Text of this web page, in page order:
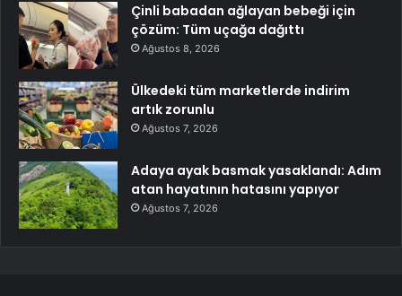
Çinli babadan ağlayan bebeği için
çözüm: Tüm uçağa dağıttı
Ağustos 8, 2026
Ülkedeki tüm marketlerde indirim
artık zorunlu
Ağustos 7, 2026
Adaya ayak basmak yasaklandı: Adım
atan hayatının hatasını yapıyor
Ağustos 7, 2026